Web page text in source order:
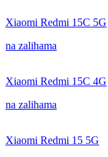
Xiaomi Redmi 15C 5G
na zalihama
Xiaomi Redmi 15C 4G
na zalihama
Xiaomi Redmi 15 5G